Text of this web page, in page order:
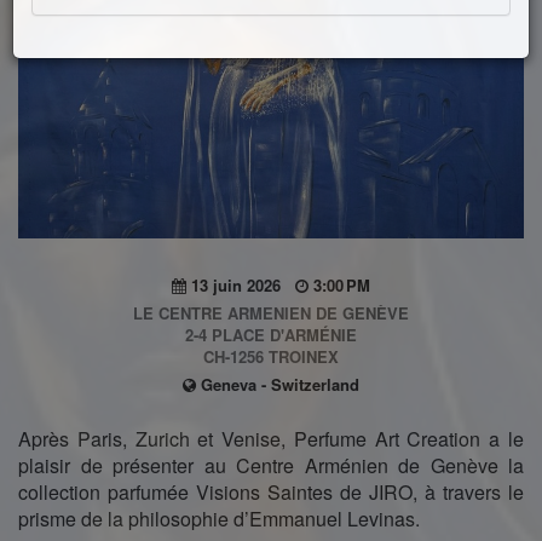
13 juin 2026
3:00 PM
LE CENTRE ARMENIEN DE GENÈVE
2-4 PLACE D'ARMÉNIE
CH-1256 TROINEX
Geneva - Switzerland
Après Paris, Zurich et Venise, Perfume Art Creation a le
plaisir de présenter au Centre Arménien de Genève la
collection parfumée Visions Saintes de JIRO, à travers le
prisme de la philosophie d’Emmanuel Levinas.